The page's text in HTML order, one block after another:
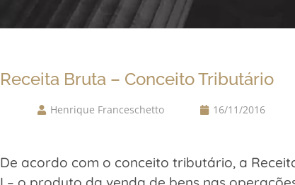
Receita Bruta – Conceito Tributário
Henrique Franceschetto 16/11/2016
De acordo com o conceito tributário, a